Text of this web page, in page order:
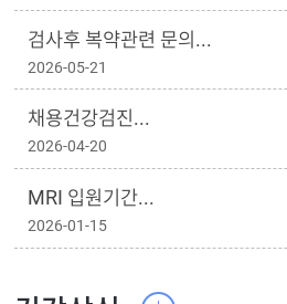
검사후 복약관련 문의...
2026-05-21
채용건강검진...
2026-04-20
MRI 입원기간...
2026-01-15